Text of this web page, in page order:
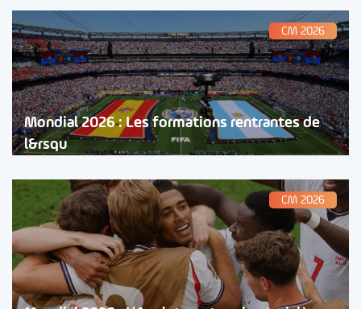
CM 2026
Mondial 2026 : Les formations rentrantes de
l&rsqu
CM 2026